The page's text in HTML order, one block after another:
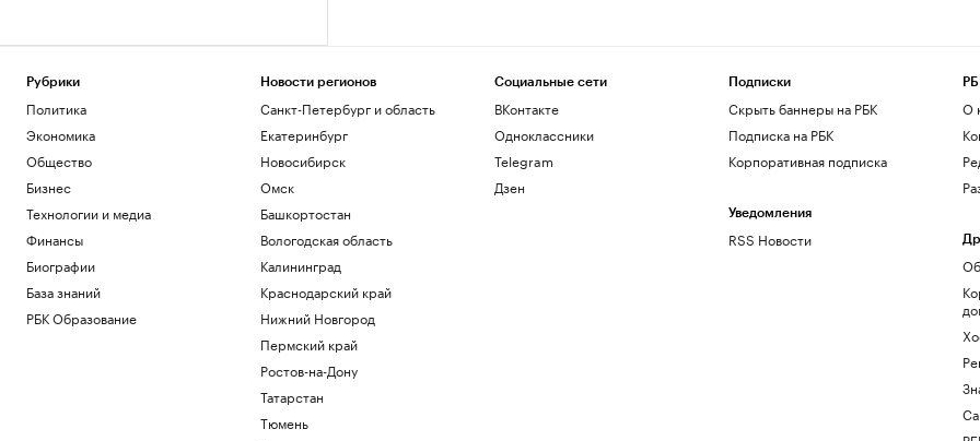
Рубрики
Политика
Экономика
Общество
Бизнес
Технологии и медиа
Финансы
Биографии
База знаний
РБК Образование
Новости регионов
Санкт-Петербург и область
Екатеринбург
Новосибирск
Омск
Башкортостан
Вологодская область
Калининград
Краснодарский край
Нижний Новгород
Пермский край
Ростов-на-Дону
Татарстан
Тюмень
Социальные сети
ВКонтакте
Одноклассники
Telegram
Дзен
Подписки
Скрыть баннеры на РБК
Подписка на РБК
Корпоративная подписка
Уведомления
RSS Новости
О